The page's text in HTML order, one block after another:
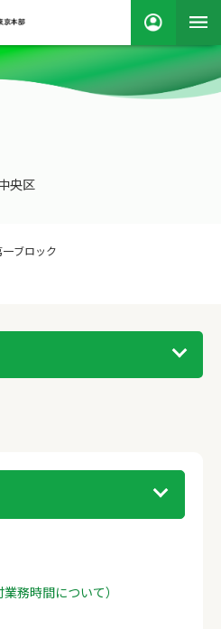
央区
一ブロック
務時間について）